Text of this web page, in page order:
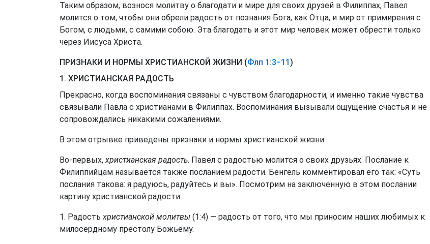
Таким образом, вознося молитву о благодати и мире для своих друзей в Филиппах, Павел
молится о том, чтобы они обрели радость от познания Бога, как Отца, и мир от примирения с
Богом, с людьми, с самими собою. Эта благодать и этот мир человек может обрести только
через Иисуса Христа.
ПРИЗНАКИ И НОРМЫ ХРИСТИАНСКОЙ ЖИЗНИ (Флп 1:3−11)
1. ХРИСТИАНСКАЯ РАДОСТЬ
Прекрасно, когда воспоминания связаны с чувством благодарности, и именно такие чувства
связывали Павла с христианами в Филиппах. Воспоминания вызывали ощущение счастья и не
сопровождались никакими сожалениями.
В этом отрывке приведены признаки и нормы христианской жизни.
Во-первых,христианская радость. Павел с радостью молится о своих друзьях. Послание к
Филиппийцам называется также посланием радости. Бенгель комментировал его так: «Суть
послания такова: я радуюсь, радуйтесь и вы». Посмотрим на заключенную в этом послании
картину христианской радости.
1. Радостьхристианской молитвы (1:4) — радость от того, что мы приносим наших любимых к
милосердному престолу Божьему.